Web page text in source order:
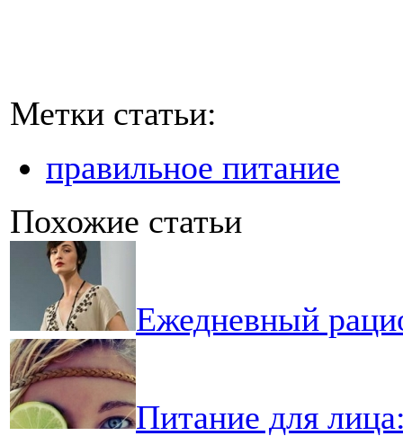
Метки статьи:
правильное питание
Похожие статьи
Ежедневный
Питание для